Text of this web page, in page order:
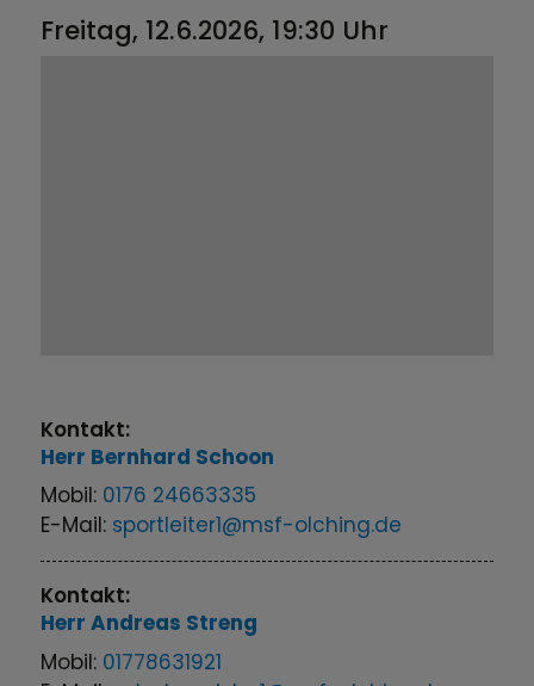
Freitag, 12.6.2026, 19:30 Uhr
Kontakt:
Herr Bernhard Schoon
Mobil: 0176 24663335
E-Mail: sportleiter1@msf-olching.de
Kontakt:
HerrAndreas Streng
Mobil: 01778631921